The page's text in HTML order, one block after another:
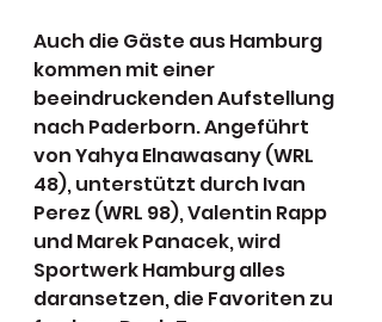
Auch die Gäste aus Hamburg
kommen mit einer
beeindruckenden Aufstellung
nach Paderborn. Angeführt
von Yahya Elnawasany (WRL
48), unterstützt durch Ivan
Perez (WRL 98), Valentin Rapp
und Marek Panacek, wird
Sportwerk Hamburg alles
daransetzen, die Favoriten zu